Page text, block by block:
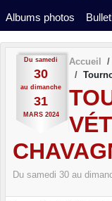
Albums photos
Du samedi
30
au dimanche
31
MARS 2024
Accueil
Du samedi 30 au